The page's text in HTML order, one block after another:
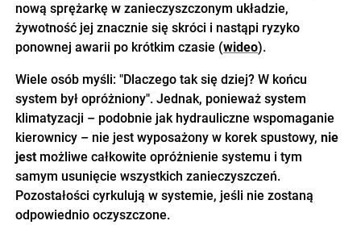
nową sprężarkę w zanieczyszczonym układzie,
żywotność jej znacznie się skróci i nastąpi ryzyko
ponownej awarii po krótkim czasie (wideo).
Wiele osób myśli: "Dlaczego tak się dziej? W końcu
system był opróżniony". Jednak, ponieważ system
klimatyzacji – podobnie jak hydrauliczne wspomaganie
kierownicy – nie jest wyposażony w korek spustowy, nie
jestmożliwe całkowite opróżnienie systemu i tym
samym usunięcie wszystkich zanieczyszczeń.
Pozostałości cyrkulują w systemie, jeśli nie zostaną
odpowiednio oczyszczone.